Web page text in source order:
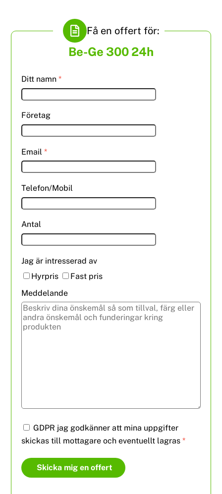
Få en offert för:
Be-Ge 300 24h
Ditt namn*
Företag
Email*
Telefon/Mobil
Antal
Jag är intresserad av
Hyrpris
Fast pris
Meddelande
GDPR jag godkänner att mina uppgifter
skickas till mottagare och eventuellt lagras *
Skicka mig en offert